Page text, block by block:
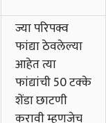
ज्या परिपक्व
फांद्या ठेवलेल्या
आहेत त्या
फांद्यांची 50 टक्के
शेंडा छाटणी
करावी म्हणजेच